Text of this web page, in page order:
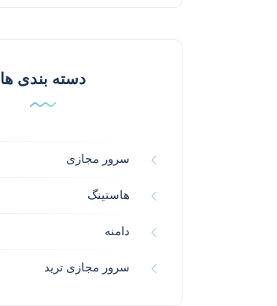
دسته بندی ها
سرور مجازی
هاستینگ
دامنه
سرور مجازی ترید